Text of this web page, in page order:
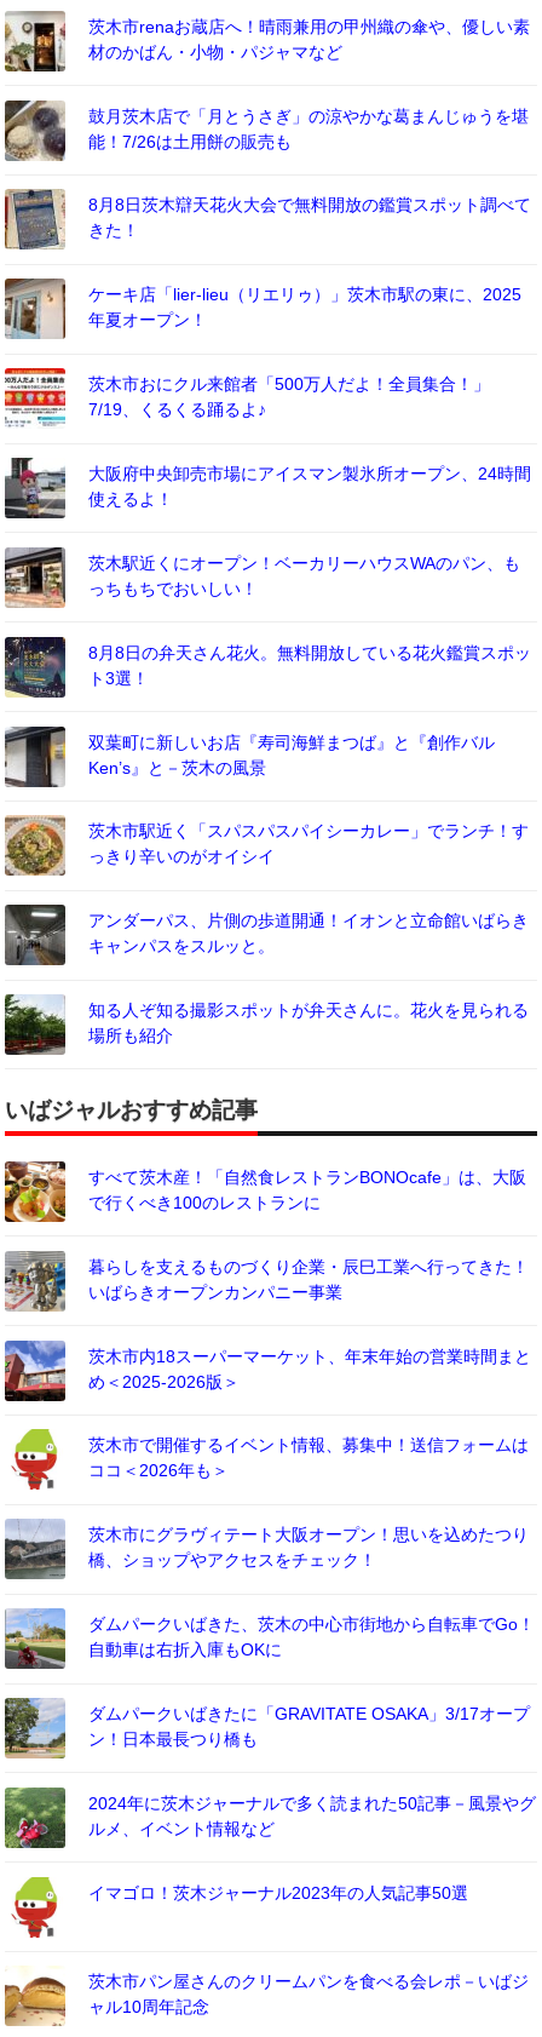
茨木市renaお蔵店へ！晴雨兼用の甲州織の傘や、優しい素
材のかばん・小物・パジャマなど
鼓月茨木店で「月とうさぎ」の涼やかな葛まんじゅうを堪
能！7/26は土用餅の販売も
8月8日茨木辯天花火大会で無料開放の鑑賞スポット調べて
きた！
ケーキ店「lier-lieu（リエリゥ）」茨木市駅の東に、2025
年夏オープン！
茨木市おにクル来館者「500万人だよ！全員集合！」
7/19、くるくる踊るよ♪
大阪府中央卸売市場にアイスマン製氷所オープン、24時間
使えるよ！
茨木駅近くにオープン！ベーカリーハウスWAのパン、も
っちもちでおいしい！
8月8日の弁天さん花火。無料開放している花火鑑賞スポッ
ト3選！
双葉町に新しいお店『寿司海鮮まつば』と『創作バル
Ken’s』と－茨木の風景
茨木市駅近く「スパスパスパイシーカレー」でランチ！す
っきり辛いのがオイシイ
アンダーパス、片側の歩道開通！イオンと立命館いばらき
キャンパスをスルッと。
知る人ぞ知る撮影スポットが弁天さんに。花火を見られる
場所も紹介
いばジャルおすすめ記事
すべて茨木産！「自然食レストランBONOcafe」は、大阪
で行くべき100のレストランに
暮らしを支えるものづくり企業・辰巳工業へ行ってきた！
いばらきオープンカンパニー事業
茨木市内18スーパーマーケット、年末年始の営業時間まと
め＜2025-2026版＞
茨木市で開催するイベント情報、募集中！送信フォームは
ココ＜2026年も＞
茨木市にグラヴィテート大阪オープン！思いを込めたつり
橋、ショップやアクセスをチェック！
ダムパークいばきた、茨木の中心市街地から自転車でGo！
自動車は右折入庫もOKに
ダムパークいばきたに「GRAVITATE OSAKA」3/17オープ
ン！日本最長つり橋も
2024年に茨木ジャーナルで多く読まれた50記事－風景やグ
ルメ、イベント情報など
イマゴロ！茨木ジャーナル2023年の人気記事50選
茨木市パン屋さんのクリームパンを食べる会レポ－いばジ
ャル10周年記念